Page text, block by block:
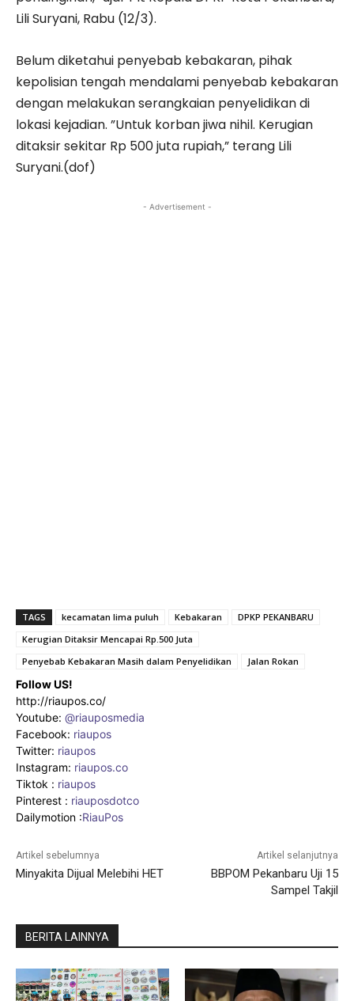
Lili Suryani, Rabu (12/3).
Belum diketahui penyebab kebakaran, pihak
kepolisian tengah mendalami penyebab kebakaran
dengan melakukan serangkaian penyelidikan di
lokasi kejadian. ”Untuk korban jiwa nihil. Kerugian
ditaksir sekitar Rp 500 juta rupiah,” terang Lili
Suryani.(dof)
- Advertisement -
TAGS kecamatan lima puluh Kebakaran
DPKP PEKANBARU
Kerugian Ditaksir Mencapai Rp.500 Juta
Penyebab Kebakaran Masih dalam Penyelidikan
Jalan Rokan
Follow US!
http://riaupos.co/
Youtube: @riauposmedia
Facebook: riaupos
Twitter: riaupos
Instagram: riaupos.co
Tiktok : riaupos
Pinterest : riauposdotco
Dailymotion :RiauPos
Artikel sebelumnya
Minyakita Dijual Melebihi HET
Artikel selanjutnya
BBPOM Pekanbaru Uji 15
Sampel Takjil
BERITA LAINNYA